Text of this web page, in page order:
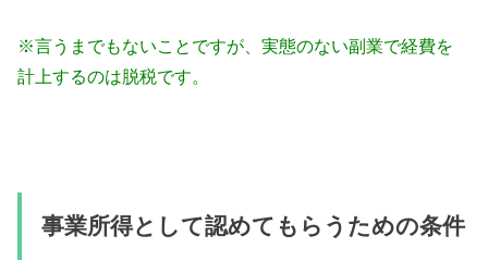
※言うまでもないことですが、実態のない副業で経費を
計上するのは脱税です。
事業所得として認めてもらうための条件